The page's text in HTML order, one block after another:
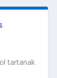
tartanak